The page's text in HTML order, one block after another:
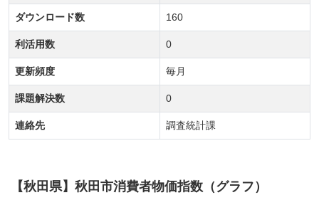
【秋田県】秋田市消費者物価指数（グラフ）
ダウンロード数 160
利活用数 0
更新頻度 毎月
課題解決数 0
連絡先 調査統計課